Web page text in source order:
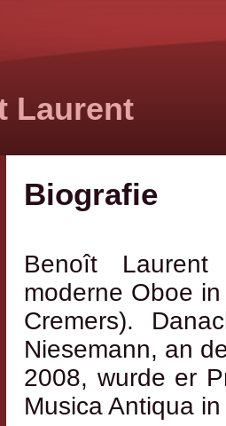
Laurent
Biografie
Benoît Laurent
moderne Oboe
Cremers).
Niesemann, an
2008, wurde er
Musica Antiqua